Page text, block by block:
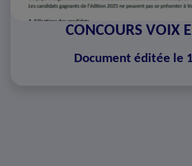
CONCOURS VOIX
Document éditée le